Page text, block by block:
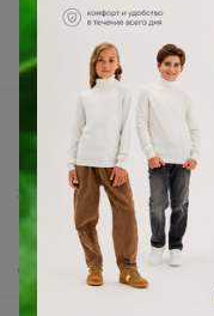
Поставщикам
Вакансии
support@24-ok.ru
Написать в поддержку
Защита покупателя
Помощь
О нас